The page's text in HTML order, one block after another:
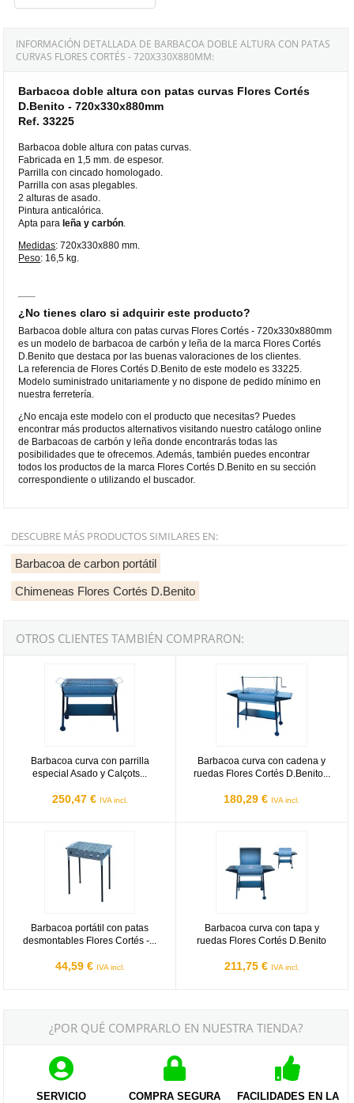
INFORMACIÓN DETALLADA DE BARBACOA DOBLE ALTURA CON PATAS
CURVAS FLORES CORTÉS - 720X330X880MM:
Barbacoa doble altura con patas curvas Flores Cortés
D.Benito - 720x330x880mm
Ref. 33225
Barbacoa doble altura con patas curvas.
Fabricada en 1,5 mm. de espesor.
Parrilla con cincado homologado.
Parrilla con asas plegables.
2 alturas de asado.
Pintura anticalórica.
Apta paraleña y carbón
Medidas: 720x330x880 mm.
Peso: 16,5 kg.
¿No tienes claro si adquirir este producto?
Barbacoa doble altura con patas curvas Flores Cortés - 720x330x880mm
es un modelo de barbacoa de carbón y leña de la marca Flores Cortés
D.Benito que destaca por las buenas valoraciones de los clientes.
La referencia de Flores Cortés D.Benito de este modelo es 33225.
Modelo suministrado unitariamente y no dispone de pedido mínimo en
nuestra ferretería.
¿No encaja este modelo con el producto que necesitas? Puedes
encontrar más productos alternativos visitando nuestro catálogo online
de Barbacoas de carbón y leña donde encontrarás todas las
posibilidades que te ofrecemos. Además, también puedes encontrar
todos los productos de la marca Flores Cortés D.Benito en su sección
correspondiente o utilizando el buscador.
DESCUBRE MÁS PRODUCTOS SIMILARES EN:
Barbacoa de carbon portátil
Chimeneas Flores Cortés D.Benito
OTROS CLIENTES TAMBIÉN COMPRARON:
Barbacoa curva con parrilla
especial Asado y Calçots...
250,47 € IVA incl.
Barbacoa curva con cadena y
ruedas Flores Cortés D.Benito...
180,29 € IVA incl.
Barbacoa portátil con patas
desmontables Flores Cortés -...
44,59 € IVA incl.
Barbacoa curva con tapa y
ruedas Flores Cortés D.Benito
211,75 € IVA incl.
¿POR QUÉ COMPRARLO EN NUESTRA TIENDA?
SERVICIO
COMPRA SEGURA
FACILIDADES EN LA